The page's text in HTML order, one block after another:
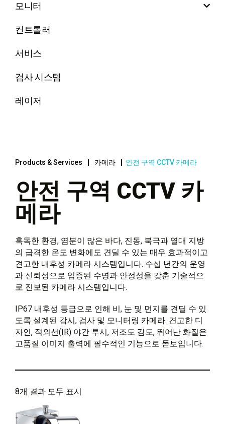
모니터
컨트롤러
서비스
검사 시스템
레이저
Products & Services 카메라 안전 구역 CCTV 카메라
안전 구역 CCTV 카
메라
혹독한 환경, 염분이 많은 바다, 진동, 북극과 열대 지방
의 급격한 온도 변화에도 견딜 수 있는 매우 효과적이고
견고한 내후성 카메라 시스템입니다. 수십 년간의 운영
과 신뢰성으로 입증된 수명과 안정성을 갖춘 기술적으
로 진보된 카메라 시스템입니다.
IP67 내후성 등급으로 인해 비, 눈 및 먼지를 견딜 수 있
도록 설계된 감시, 검사 및 모니터링 카메라. 견고한 디
자인, 적외선(IR) 야간 투시, 저조도 감도, 뛰어난 화질은
고품질 이미지 출력에 필수적인 기능으로 돋보입니다.
8개 결과 모두 표시